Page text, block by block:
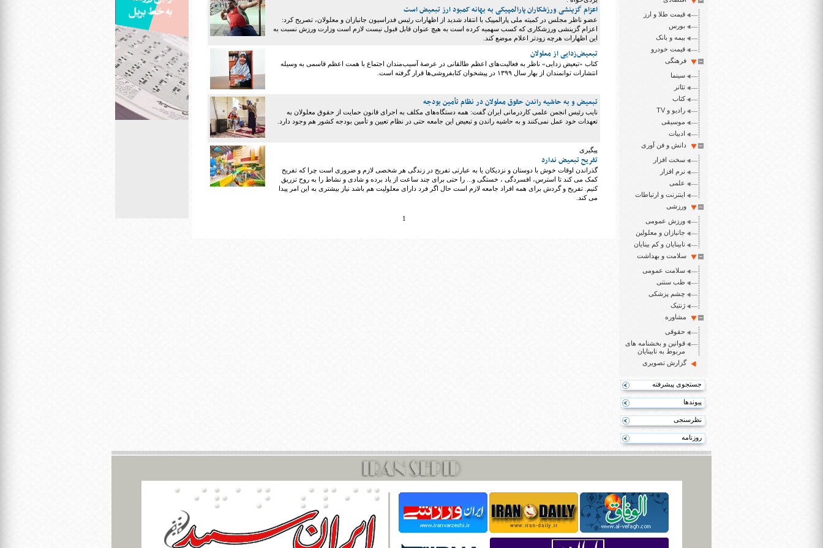
قیمت طلا و ارز
بورس
بیمه و بانک
قیمت خودرو
فرهنگی
سینما
تئاتر
کتاب
رادیو و TV
موسیقی
ادبیات
دانش و فن آوری
سخت افزار
نرم افزار
علمی
اینترنت و ارتباطات
ورزشی
ورزش عمومی
جانبازان و معلولین
نابینایان و کم بینایان
سلامت و بهداشت
سلامت عمومی
طب سنتی
چشم پزشکی
ژنتیک
مشاوره
حقوقی
قوانین و بخشنامه های
مربوط به نابینایان
گزارش تصویری
جستجوی پیشرفته
پیوندها
نظرسنجی
روزنامه
اعزام گزینشی ورزشکاران پارالمپیکی به بهانه کمبود ارز تبعیض است
عضو ناظر مجلس در کمیته ملی پارالمپیک با انتقاد شدید از اظهارات رئیس فدراسیون جانبازان و معلولان، تصریح کرد:
اعزام گزینشی ورزشکاری که کسب سهمیه کرده است به هیچ عنوان قابل قبول نیست لازم است وزارت ورزش نسبت به
این اظهارات هرچه زودتر اعلام موضع کند.
تبعیض‌زدایی از معلولان
کتاب «تبعیض زدایی» ناظر به فعالیت‌های اعظم طالقانی در عرصۀ آسیب‌مندان اجتماع با همت اعظم قاسمی به وسیله
انتشارات توانمندان از بهار سال ۱۳۹۹ در پیشخوان کتابفروشی‌ها قرار گرفته است.
تبعیض و به حاشیه راندن حقوق معلولان در نظام تأمین بودجه
نایب رئیس انجمن علمی کاردرمانی ایران گفت: همه دستگاه‌های مکلف به اجرای قانون حمایت از حقوق معلولان به
تعهدات خود عمل نمی‌کنند و به حاشیه راندن و تبعیض این جامعه حتی در نظام تعیین و تأمین بودجه کشور هم وجود دارد.
پیگیری
تفریح تبعیض ندارد
گذراندن اوقات خوش با دوستان و نزدیکان یا به عبارتی تفریح در زندگی هر شخصی لازم و ضروری است چرا که تفریح
کمک می کند تا استرس، افسردگی ، خستگی و... را حتی برای چند ساعت از یاد برده و شادی و نشاط را به روح تزریق
کنیم. تفریح و گردش برای همه افراد جامعه لازم است حال اگر فرد دارای معلولیت هم باشد نیاز بیشتری به این امر پیدا
می کند.
1